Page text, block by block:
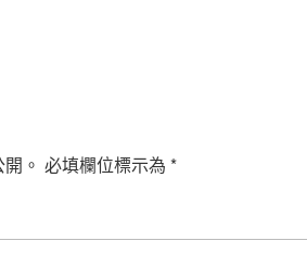
。 必填欄位標示為 *